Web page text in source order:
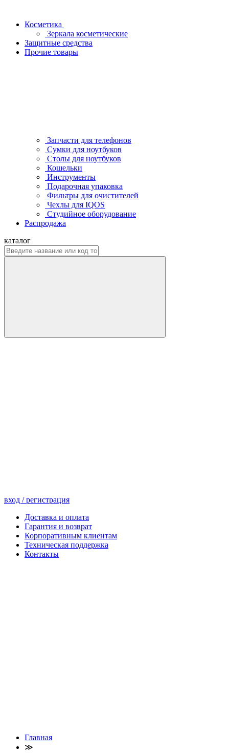
Косметика
Зеркала косметические
Защитные средства
Прочие товары
Запчасти для телефонов
Сумки для ноутбуков
Столы для ноутбуков
Кошельки
Инструменты
Подарочная упаковка
Фильтры для очистителей
Чехлы для IQOS
Студийное оборудование
Распродажа
каталог
вход / регистрация
Доставка и оплата
Гарантия и возврат
Корпоративным клиентам
Техническая поддержка
Контакты
Главная
≫